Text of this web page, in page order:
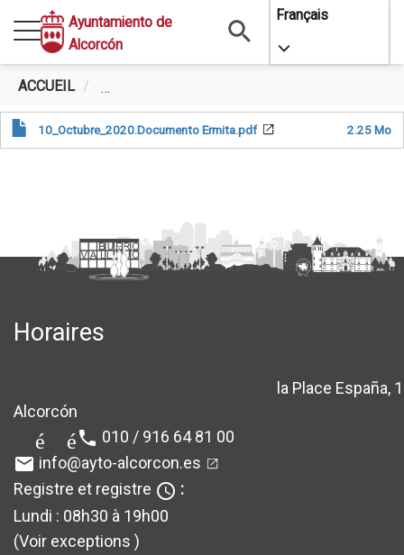
au
contenu
principal
Ayuntamiento de
Alcorcón
Français
Toggle
ACCUEIL
10_Octubre_2020.Documento Ermita.pdf 2.25 Mo
Horaires
la Place España, 1
Alcorcón
téléphone 010 / 916 64 81 00
email info@ayto-alcorcon.es
Registre et registre query_builder :
Lundi : 08h30 à 19h00
(Voir exceptions )